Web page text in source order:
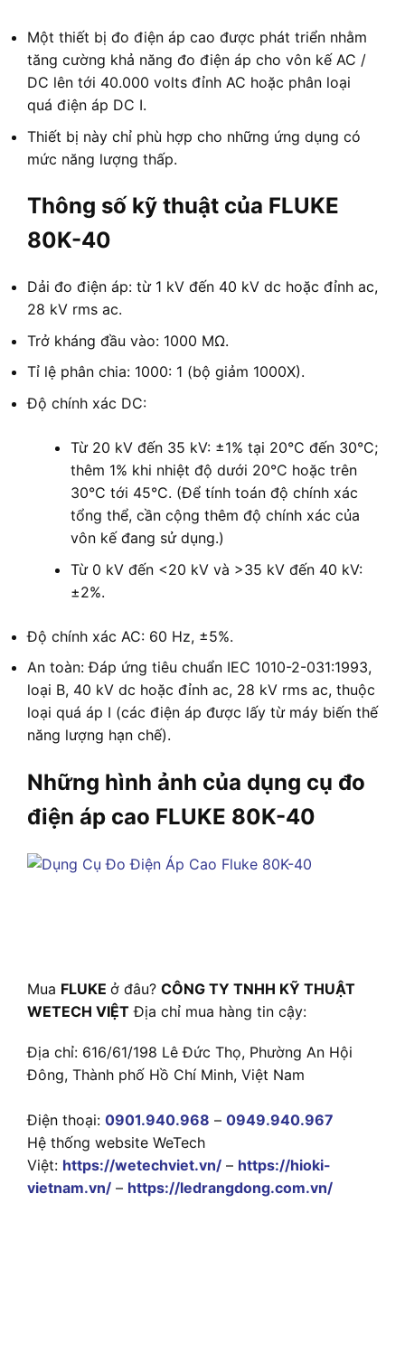
Một thiết bị đo điện áp cao được phát triển nhằm
tăng cường khả năng đo điện áp cho vôn kế AC /
DC lên tới 40.000 volts đỉnh AC hoặc phân loại
quá điện áp DC I.
Thiết bị này chỉ phù hợp cho những ứng dụng có
mức năng lượng thấp.
Thông số kỹ thuật của FLUKE
80K-40
Dải đo điện áp: từ 1 kV đến 40 kV dc hoặc đỉnh ac,
28 kV rms ac.
Trở kháng đầu vào: 1000 MΩ.
Tỉ lệ phân chia: 1000: 1 (bộ giảm 1000X).
Độ chính xác DC:
Từ 20 kV đến 35 kV: ±1% tại 20°C đến 30°C;
thêm 1% khi nhiệt độ dưới 20°C hoặc trên
30°C tới 45°C. (Để tính toán độ chính xác
tổng thể, cần cộng thêm độ chính xác của
vôn kế đang sử dụng.)
Từ 0 kV đến <20 kV và >35 kV đến 40 kV:
±2%.
Độ chính xác AC: 60 Hz, ±5%.
An toàn: Đáp ứng tiêu chuẩn IEC 1010-2-031:1993,
loại B, 40 kV dc hoặc đỉnh ac, 28 kV rms ac, thuộc
loại quá áp I (các điện áp được lấy từ máy biến thế
năng lượng hạn chế).
Những hình ảnh của dụng cụ đo
điện áp cao FLUKE 80K-40
Mua FLUKE ở đâu? CÔNG TY TNHH KỸ THUẬT
WETECH VIỆT Địa chỉ mua hàng tin cậy:
Địa chỉ: 616/61/198 Lê Đức Thọ, Phường An Hội
Đông, Thành phố Hồ Chí Minh, Việt Nam
Điện thoại: 0901.940.968 – 0949.940.967
Hệ thống website WeTech
Việt: https://wetechviet.vn/ – https://hioki-
vietnam.vn/ – https://ledrangdong.com.vn/